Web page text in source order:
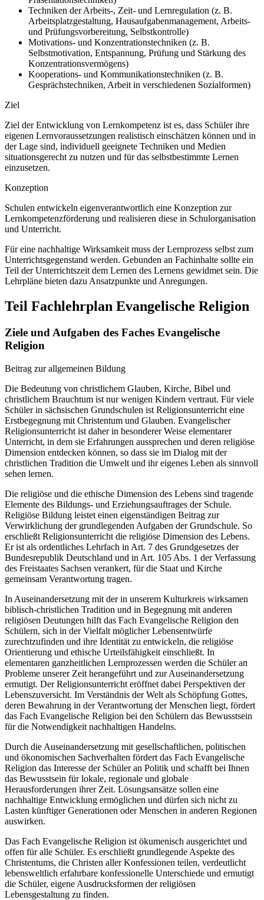
Techniken der Arbeits-, Zeit- und Lernregulation (z. B.
Arbeitsplatzgestaltung, Hausaufgabenmanagement, Arbeits-
und Prüfungsvorbereitung, Selbstkontrolle)
Motivations- und Konzentrationstechniken (z. B.
Selbstmotivation, Entspannung, Prüfung und Stärkung des
Konzentrationsvermögens)
Kooperations- und Kommunikationstechniken (z. B.
Gesprächstechniken, Arbeit in verschiedenen Sozialformen)
Ziel
Ziel der Entwicklung von Lernkompetenz ist es, dass Schüler ihre
eigenen Lernvoraussetzungen realistisch einschätzen können und in
der Lage sind, individuell geeignete Techniken und Medien
situationsgerecht zu nutzen und für das selbstbestimmte Lernen
einzusetzen.
Konzeption
Schulen entwickeln eigenverantwortlich eine Konzeption zur
Lernkompetenzförderung und realisieren diese in Schulorganisation
und Unterricht.
Für eine nachhaltige Wirksamkeit muss der Lernprozess selbst zum
Unterrichtsgegenstand werden. Gebunden an Fachinhalte sollte ein
Teil der Unterrichtszeit dem Lernen des Lernens gewidmet sein. Die
Lehrpläne bieten dazu Ansatzpunkte und Anregungen.
Teil Fachlehrplan Evangelische Religion
Ziele und Aufgaben des Faches Evangelische
Religion
Beitrag zur allgemeinen Bildung
Die Bedeutung von christlichem Glauben, Kirche, Bibel und
christlichem Brauchtum ist nur wenigen Kindern vertraut. Für viele
Schüler in sächsischen Grundschulen ist Religionsunterricht eine
Erstbegegnung mit Christentum und Glauben. Evangelischer
Religionsunterricht ist daher in besonderer Weise elementarer
Unterricht, in dem sie Erfahrungen aussprechen und deren religiöse
Dimension entdecken können, so dass sie im Dialog mit der
christlichen Tradition die Umwelt und ihr eigenes Leben als sinnvoll
sehen lernen.
Die religiöse und die ethische Dimension des Lebens sind tragende
Elemente des Bildungs- und Erziehungsauftrages der Schule.
Religiöse Bildung leistet einen eigenständigen Beitrag zur
Verwirklichung der grundlegenden Aufgaben der Grundschule. So
erschließt Religionsunterricht die religiöse Dimension des Lebens.
Er ist als ordentliches Lehrfach in Art. 7 des Grundgesetzes der
Bundesrepublik Deutschland und in Art. 105 Abs. 1 der Verfassung
des Freistaates Sachsen verankert, für die Staat und Kirche
gemeinsam Verantwortung tragen.
In Auseinandersetzung mit der in unserem Kulturkreis wirksamen
biblisch-christlichen Tradition und in Begegnung mit anderen
religiösen Deutungen hilft das Fach Evangelische Religion den
Schülern, sich in der Vielfalt möglicher Lebensentwürfe
zurechtzufinden und ihre Identität zu entwickeln, die religiöse
Orientierung und ethische Urteilsfähigkeit einschließt. In
elementaren ganzheitlichen Lernprozessen werden die Schüler an
Probleme unserer Zeit herangeführt und zur Auseinandersetzung
ermutigt. Der Religionsunterricht eröffnet dabei Perspektiven der
Lebenszuversicht. Im Verständnis der Welt als Schöpfung Gottes,
deren Bewahrung in der Verantwortung der Menschen liegt, fördert
das Fach Evangelische Religion bei den Schülern das Bewusstsein
für die Notwendigkeit nachhaltigen Handelns.
Durch die Auseinandersetzung mit gesellschaftlichen, politischen
und ökonomischen Sachverhalten fördert das Fach Evangelische
Religion das Interesse der Schüler an Politik und schafft bei Ihnen
das Bewusstsein für lokale, regionale und globale
Herausforderungen ihrer Zeit. Lösungsansätze sollen eine
nachhaltige Entwicklung ermöglichen und dürfen sich nicht zu
Lasten künftiger Generationen oder Menschen in anderen Regionen
auswirken.
Das Fach Evangelische Religion ist ökumenisch ausgerichtet und
offen für alle Schüler. Es erschließt grundlegende Aspekte des
Christentums, die Christen aller Konfessionen teilen, verdeutlicht
lebensweltlich erfahrbare konfessionelle Unterschiede und ermutigt
die Schüler, eigene Ausdrucksformen der religiösen
Lebensgestaltung zu finden.